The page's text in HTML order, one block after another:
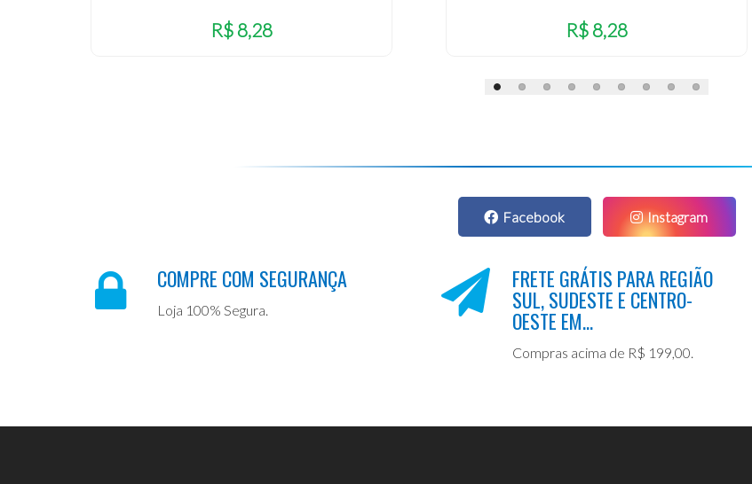
R$ 8,28 R$ 8,28
Facebook Instagram
COMPRE COM SEGURANÇA
Loja 100% Segura.
FRETE GRÁTIS PARA REGIÃO
SUL, SUDESTE E CENTRO-
OESTE EM...
Compras acima de R$ 199,00.